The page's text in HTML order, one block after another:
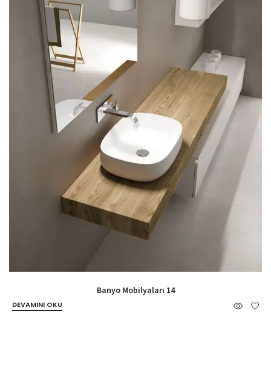
Banyo Mobilyaları 14
DEVAMINI OKU